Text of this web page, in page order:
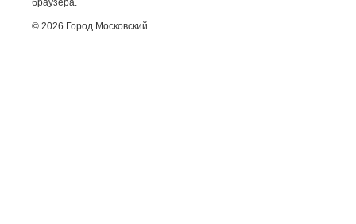
браузера.
© 2026 Город Московский